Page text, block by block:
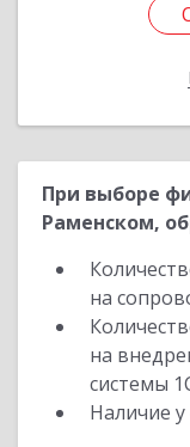
При выборе
Раменском,
на
на
системы
Наличие